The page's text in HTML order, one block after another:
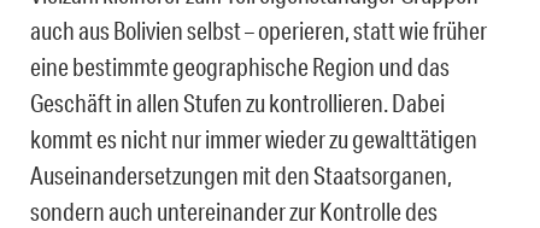
auch aus Bolivien selbst – operieren, statt wie früher
eine bestimmte geographische Region und das
Geschäft in allen Stufen zu kontrollieren. Dabei
kommt es nicht nur immer wieder zu gewalttätigen
Auseinandersetzungen mit den Staatsorganen,
sondern auch untereinander zur Kontrolle des